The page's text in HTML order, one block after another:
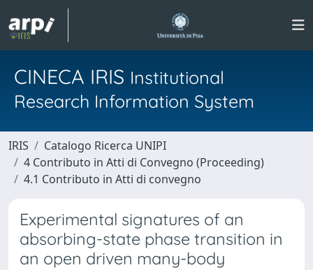
CINECA IRIS Institutional
Research Information System
IRIS
Catalogo Ricerca UNIPI
4 Contributo in Atti di Convegno (Proceeding)
4.1 Contributo in Atti di convegno
Experimental signatures of an
absorbing-state phase transition in
an open driven many-body